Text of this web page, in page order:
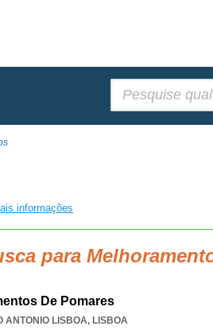
informações
para
De Pomares
ANTONIO LISBOA, LISBOA